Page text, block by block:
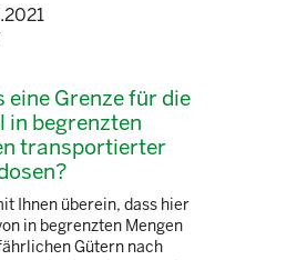
eine Grenze für die
in begrenzten
transportierter
Ihnen überein, dass hier
in begrenzten Mengen
Gütern nach